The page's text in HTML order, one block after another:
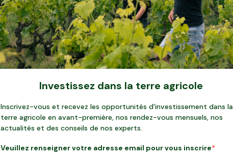
Investissez dans la terre agricole
Inscrivez-vous et recevez les opportunités d'investissement dans la
terre agricole en avant-première, nos rendez-vous mensuels, nos
actualités et des conseils de nos experts.
Veuillez renseigner votre adresse email pour vous inscrire